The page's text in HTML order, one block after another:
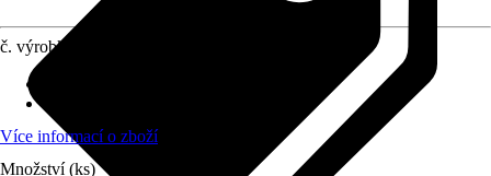
č. výrobku
Více informací o zboží
Množství (ks)